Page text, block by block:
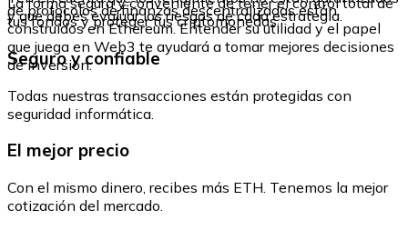
y que debes evaluar los riesgos de cada estrategia.
de protocolos de finanzas descentralizadas están
construidos en Ethereum. Entender su utilidad y el papel
que juega en Web3 te ayudará a tomar mejores decisiones
de inversión.
tus fondos y proteger tus criptomonedas.
Seguro y confiable
Todas nuestras transacciones están protegidas con
seguridad informática.
El mejor precio
Con el mismo dinero, recibes más ETH. Tenemos la mejor
cotización del mercado.